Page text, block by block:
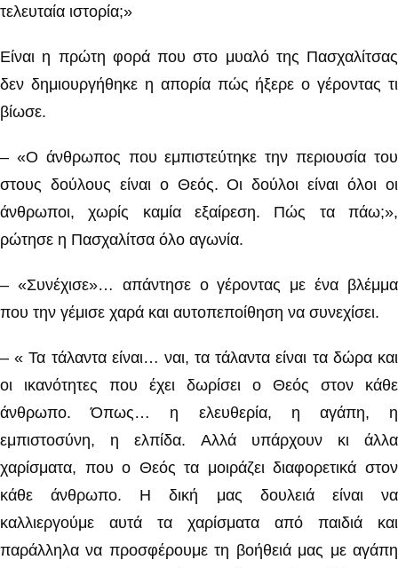
τελευταία ιστορία;»
Είναι η πρώτη φορά που στο μυαλό της Πασχαλίτσας
δεν δημιουργήθηκε η απορία πώς ήξερε ο γέροντας τι
βίωσε.
– «Ο άνθρωπος που εμπιστεύτηκε την περιουσία του
στους δούλους είναι ο Θεός. Οι δούλοι είναι όλοι οι
άνθρωποι, χωρίς καμία εξαίρεση. Πώς τα πάω;»,
ρώτησε η Πασχαλίτσα όλο αγωνία.
– «Συνέχισε»… απάντησε ο γέροντας με ένα βλέμμα
που την γέμισε χαρά και αυτοπεποίθηση να συνεχίσει.
– « Τα τάλαντα είναι… ναι, τα τάλαντα είναι τα δώρα και
οι ικανότητες που έχει δωρίσει ο Θεός στον κάθε
άνθρωπο. Όπως… η ελευθερία, η αγάπη, η
εμπιστοσύνη, η ελπίδα. Αλλά υπάρχουν κι άλλα
χαρίσματα, που ο Θεός τα μοιράζει διαφορετικά στον
κάθε άνθρωπο. Η δική μας δουλειά είναι να
καλλιεργούμε αυτά τα χαρίσματα από παιδιά και
παράλληλα να προσφέρουμε τη βοήθειά μας με αγάπη